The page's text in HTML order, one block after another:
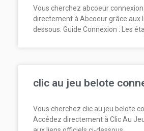
Vous cherchez abcoeur
directement à Abcoeur grâce aux
dessous. Guide Connexion : Les
clic au jeu belote
Vous cherchez clic au jeu belote
Accédez directement à Clic Au